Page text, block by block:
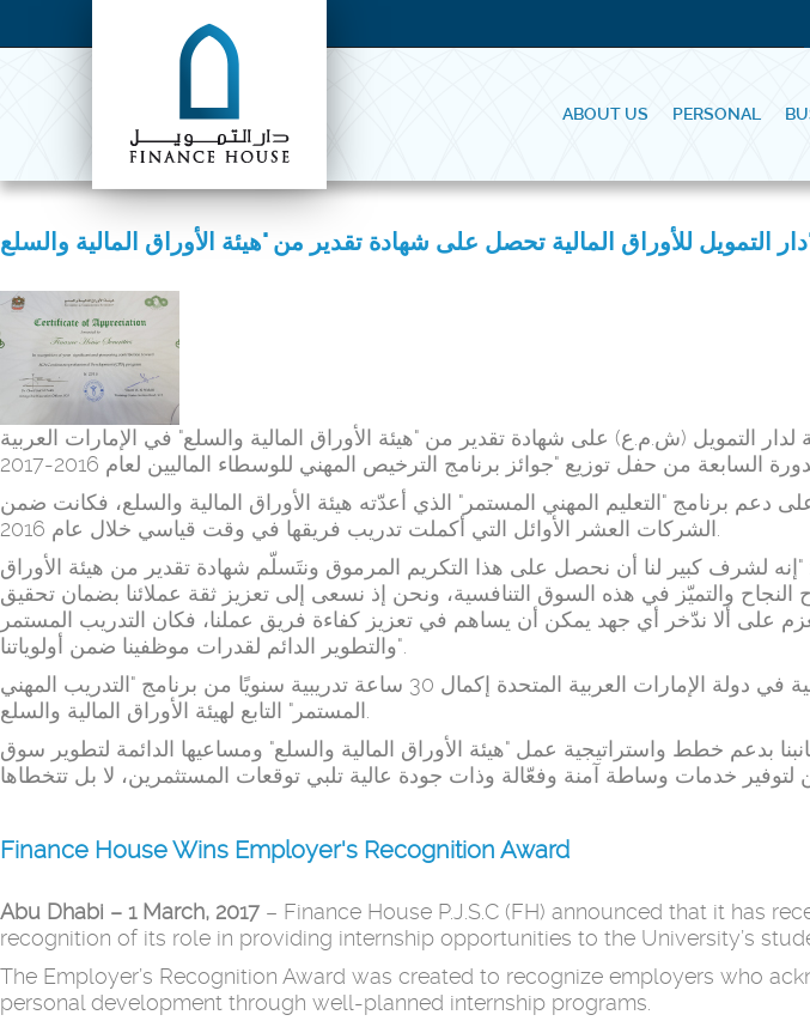
ABOUT US PERSONAL
المالية والسلع"
لدار التمويل (ش.م.ع) على شهادة تقدير من "هيئة الأوراق المالية والسلع" في الإمارات العربية
دعم برنامج "التعليم المهني المستمر" الذي أعدّته هيئة الأوراق المالية والسلع، فكانت ضمن
"إنه لشرف كبير لنا أن نحصل على هذا التكريم المرموق ونتَسلّم شهادة تقدير من هيئة الأوراق
النجاح والتميّز في هذه السوق التنافسية، ونحن إذ نسعى إلى تعزيز ثقة عملائنا بضمان تحقيق
على ألا ندّخر أي جهد يمكن أن يساهم في تعزيز كفاءة فريق عملنا، فكان التدريب المستمر
والتطوير الدائم لقدرات موظفينا ضمن أولوياتنا".
ووفقًا لبرنامج الهيئة، يتوجّب على كافة الأشخاص المُرخصين العاملين في مجال الأوراق المالية في دولة الإمارات العربية المتحدة إكمال 30 ساعة تدريبية سنويًا من برنامج "التدريب المهني
بدعم خطط واستراتيجية عمل "هيئة الأوراق المالية والسلع" ومساعيها الدائمة لتطوير سوق
Finance House Wins Employer's Recognition Award
Abu Dhabi – 1 March, 2017 – Finance House P.J.S.C (FH) announced that it has
recognition of its role in providing internship opportunities to the University’s
The Employer’s Recognition Award was created to recognize employers who
personal development through well-planned internship programs.